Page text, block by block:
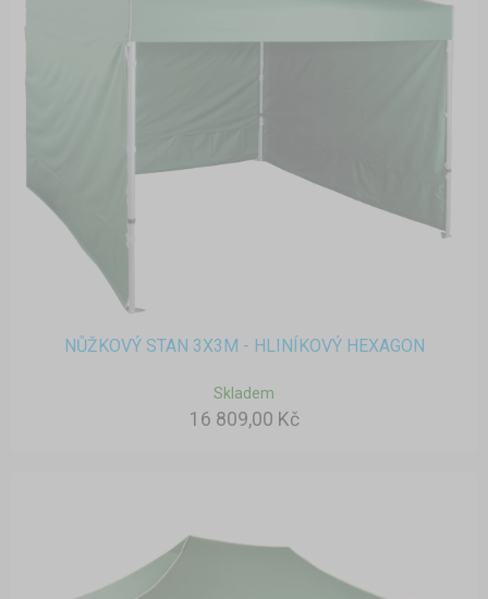
NŮŽKOVÝ STAN 3X3M - HLINÍKOVÝ HEXAGON
Skladem
16 809,00 Kč